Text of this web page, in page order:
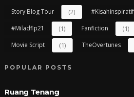
Story Blog Tour (2)
#miladflp21 (1) Fanfiction (1)
Movie Script (1) TheOvertunes
POPULAR POSTS
Ruang Tenang